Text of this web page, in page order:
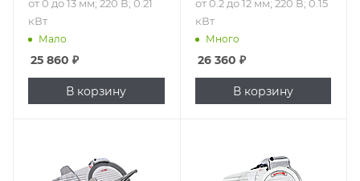
от 0 до 13 мм; 220 В; 0.21
кВт
Мало
25 860 ₽
В корзину
от 0.2 до 12 мм; 220 В; 0.15
кВт
Много
26 360 ₽
В корзину
полуавтоматический;
диаметр ножа -
полуавтоматический;
диаметр ножа -